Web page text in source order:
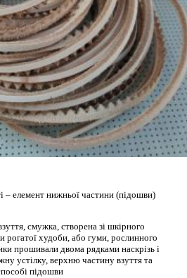
– елемент нижньої частини (підошви)
смужка, створена зі шкірного
рогатої худоби, або гуми, рослинного
прошивали двома рядками наскрізь і
устілку, верхню частину взуття та
підошви